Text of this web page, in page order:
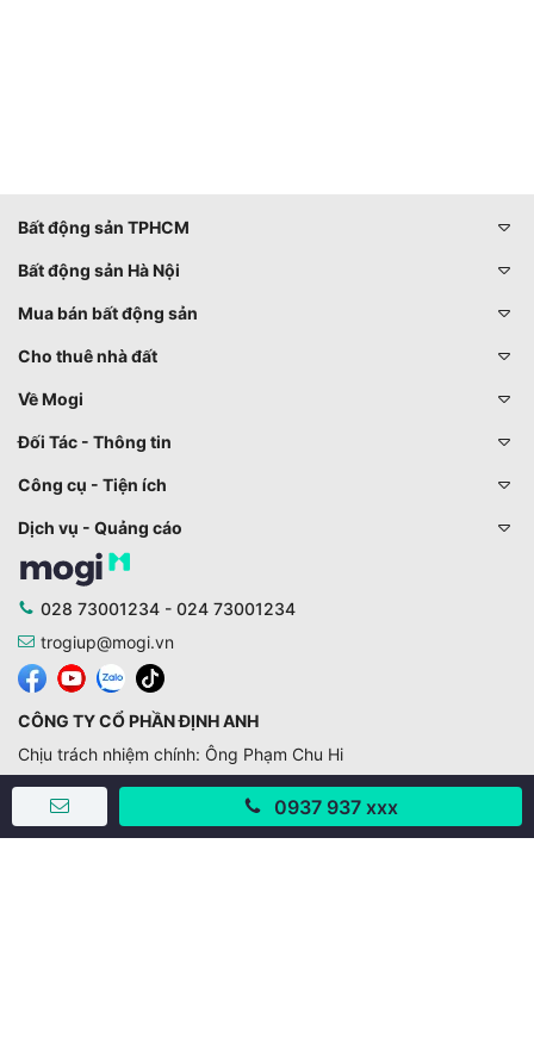
0937 937 xxx
Bất động sản TPHCM
Bất động sản Hà Nội
Mua bán bất động sản
Cho thuê nhà đất
Về Mogi
Đối Tác - Thông tin
Công cụ - Tiện ích
Dịch vụ - Quảng cáo
028 73001234 - 024 73001234
trogiup@mogi.vn
CÔNG TY CỔ PHẦN ĐỊNH ANH
Chịu trách nhiệm chính: Ông Phạm Chu Hi
Giấy phép số: 429/GP-BTTTT do Bộ TTTT cấp ngày
11/10/2019
Trụ sở chính: